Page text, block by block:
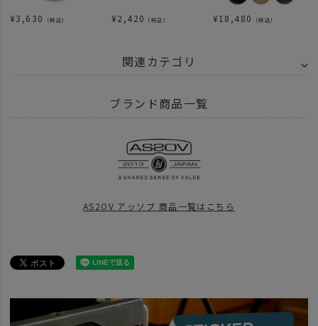
¥3,630 （税込） ¥2,420 （税込） ¥18,480 （税込）
関連カテゴリ
AS2OV アッソブ EXCLUSIVE BALLISTIC NYLON - バリスティッ
松 -10000円～
UNBY FES AS2OV アッソブ
news AS2OV拘りのマテリアル、別注バリスティックシリーズ再入荷です。
news TOTE & SHOULDER
ブランド商品一覧
AS2OV アッソブ 商品一覧はこちら